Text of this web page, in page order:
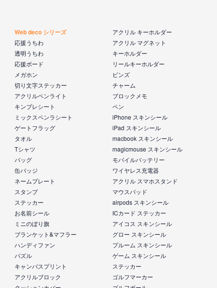
Web deco シリーズ
応援うちわ
透明うちわ
応援ボード
メガホン
切り文字ステッカー
アクリルペンライト
キンブレシート
ミックスペンラシート
ゲートフラッグ
タオル
Tシャツ
バッグ
缶バッジ
ネームプレート
スタンプ
ステッカー
お名前シール
ミニのぼり旗
ブランケット&マフラー
ハンディファン
パズル
キャンバスプリント
アクリルブロック
アクリル キーホルダー
アクリル マグネット
キーホルダー
リールキーホルダー
ピンズ
チャーム
ブロックメモ
ペン
iPhone スキンシール
iPad スキンシール
macbook スキンシール
magicmouse スキンシール
モバイルバッテリー
ワイヤレス充電器
アクリル スマホスタンド
マウスパッド
airpods スキンシール
ICカード ステッカー
アイコス スキンシール
グロー スキンシール
プルーム スキンシール
ゲーム スキンシール
ステッカー
ゴルフマーカー